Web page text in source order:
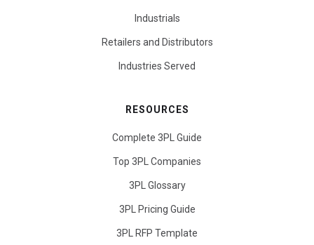
Industrials
Retailers and Distributors
Industries Served
RESOURCES
Complete 3PL Guide
Top 3PL Companies
3PL Glossary
3PL Pricing Guide
3PL RFP Template